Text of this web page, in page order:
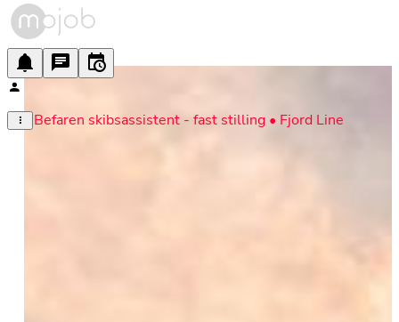
Befaren skibsassistent - fast stilling • Fjord Line